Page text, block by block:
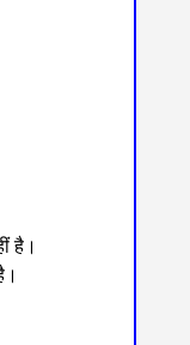
है।